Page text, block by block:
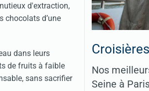
d'extraction,
chocolats d’une
dans leurs
de fruits à faible
sans sacrifier
Nos
Seine à